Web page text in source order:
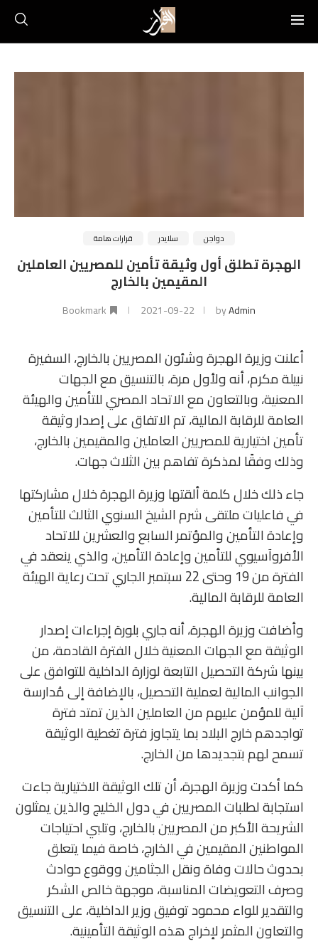
دواجن سلايدر قرارات هامة
الهجرة تطلق أول وثيقة تأمين للمصريين العاملين
المقيمين بالخارج
byAdmin
2021-09-22
Bookmark
أعلنت وزيرة الهجرة وشئون المصريين بالخارج، السفيرة
نبيلة مكرم، أنه ولأول مرة، بالتنسيق مع الجهات
المعنية، وبالتعاون مع الاتحاد المصري للتأمين والهيئة
العامة للرقابة المالية، تم الاتفاق على إصدار وثيقة
تأمين اختيارية للمصريين العاملين والمقيمين بالخارج،
وذلك وفقًا لمذكرة تفاهم بين الثلاث جهات.
جاء ذلك خلال كلمة ألقتها وزيرة الهجرة خلال مشاركتها
في فاعليات ملتقى شرم الشيخ السنوي الثالث للتأمين
وإعادة التأمين والمؤتمر السابع والعشرين للاتحاد
الأفروآسيوي للتأمين وإعادة التأمين، والذي ينعقد في
الفترة من 19 وحتى 22 سبتمبر الجاري تحت رعاية الهيئة
العامة للرقابة المالية.
وأضافت وزيرة الهجرة، أنه جاري بلورة إجراءات إصدار
الوثيقة مع الجهات المعنية خلال الفترة القادمة، من
بينها شركة التحصيل التابعة لوزارة الداخلية للتوافق على
الجوانب المالية لعملية التحصيل، بالإضافة إلى مُدارسة
آلية للمؤمن عليهم من العاملين الذين تمتد فترة
تواجدهم خارج البلاد بما يتجاوز فترة تغطية الوثيقة
تسمح لهم بتجديدها من الخارج.
كما أكدت وزيرة الهجرة، أن تلك الوثيقة الاختيارية جاءت
استجابة لطلبات المصريين في دول الخليج والذين يمثلون
الشريحة الأكبر من المصريين بالخارج، وتلبي احتياجات
المواطنين المقيمين في الخارج، خاصة فيما يتعلق
بحدوث حالات وفاة ونقل الجثامين ووقوع حوادث
وصرف التعويضات المناسبة، موجهة خالص الشكر
والتقدير للواء محمود توفيق وزير الداخلية، على التنسيق
والتعاون المثمر لإخراج هذه الوثيقة التأمينية.